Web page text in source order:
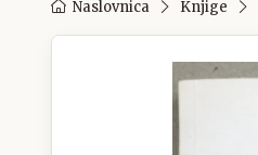
Naslovnica Knjige